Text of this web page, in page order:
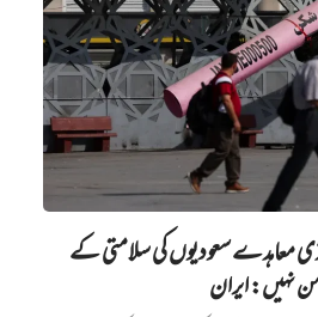
معاہدے سعودیوں کی سلامتی کے
نہیں‌: ایران